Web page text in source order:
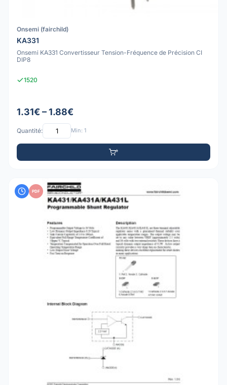
Onsemi (fairchild)
KA331
Onsemi KA331 Convertisseur Tension-Fréquence de Précision CI
DIP8
1520
1.31€ – 1.88€
Quantité: Min: 1
PDF